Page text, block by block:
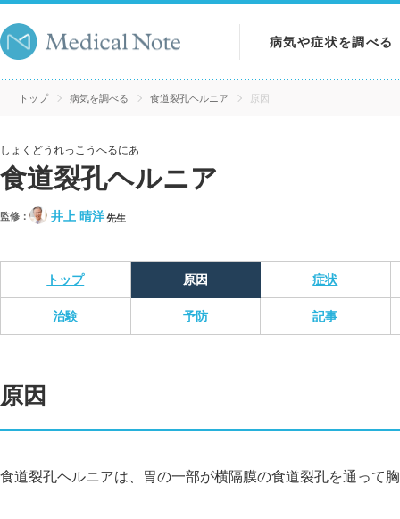
病気や症状を調べる
病気を調べる
トップ 病気を調べる 食道裂孔ヘルニア 原因
しょくどうれっこうへるにあ
食道裂孔ヘルニア
監修： 井上 晴洋先生
トップ 原因 症状
治験 予防 記事
原因
食道裂孔ヘルニアは、胃の一部が横隔膜の食道裂孔を通って